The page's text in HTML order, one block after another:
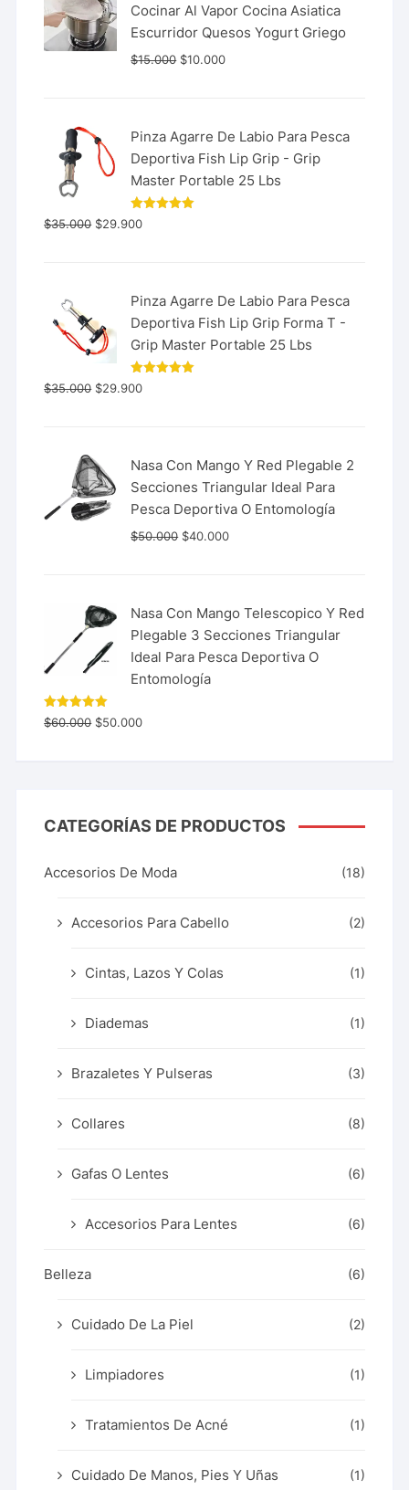
Cocinar Al Vapor Cocina Asiatica
Escurridor Quesos Yogurt Griego
$15.000 $10.000
Pinza Agarre De Labio Para Pesca
Deportiva Fish Lip Grip - Grip
Master Portable 25 Lbs
Valorado
con
$35.000 $29.900
Pinza Agarre De Labio Para Pesca
Deportiva Fish Lip Grip Forma T -
Grip Master Portable 25 Lbs
Valorado
con
$35.000 $29.900
Nasa Con Mango Y Red Plegable 2
Secciones Triangular Ideal Para
Pesca Deportiva O Entomología
$50.000 $40.000
Nasa Con Mango Telescopico Y Red
Plegable 3 Secciones Triangular
Ideal Para Pesca Deportiva O
Entomología
Valorado
con 5.00
$60.000 $50.000
CATEGORÍAS DE PRODUCTOS
Accesorios De Moda (18)
Accesorios Para Cabello (2)
Cintas, Lazos Y Colas (1)
Diademas (1)
Brazaletes Y Pulseras (3)
Collares (8)
Gafas O Lentes (6)
Accesorios Para Lentes (6)
Belleza (6)
Cuidado De La Piel (2)
Limpiadores (1)
Tratamientos De Acné (1)
Cuidado De Manos, Pies Y Uñas (1)